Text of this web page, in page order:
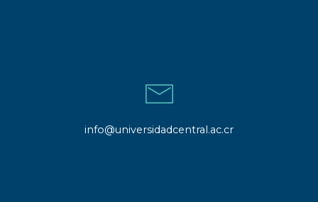
info@universidadcentral.ac.cr